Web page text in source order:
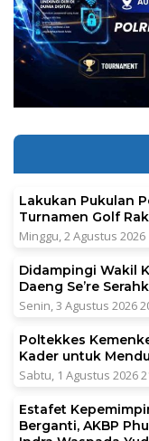
Lakukan Pukulan
Turnamen Golf
Minggu, 2 Agustus 2026
Didampingi Wakil
Daeng Se’re
Senin, 3 Agustus 2026
Poltekkes
Kader untuk
Sabtu, 1 Agustus 2026
Estafet
Berganti, AKBP